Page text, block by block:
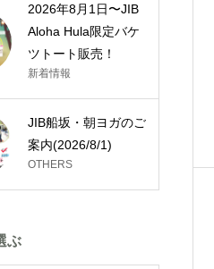
2026年8月1日〜JIB
Aloha Hula限定バケ
ツトート販売！
新着情報
JIB船坂・朝ヨガのご
案内(2026/8/1)
OTHERS
ぶ